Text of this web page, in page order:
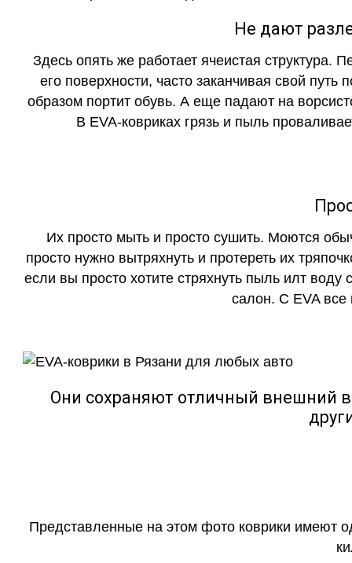
Не дают
Здесь опять же работает ячеистая структура.
его поверхности, часто заканчивая свой
образом портит обувь. А еще падают на
В EVA-ковриках грязь и пыль
Их просто мыть и просто сушить. Моются
просто нужно вытряхнуть и протереть их
если вы просто хотите стряхнуть пыль илт воду
салон. С EVA все
Они сохраняют отличный внешний
Представленные на этом фото коврики имеют